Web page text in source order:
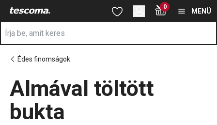
A Almával töltött bukta oldalon tartózkodik
Ugrás a fő tartalomhoz
Ugrás a kereséshez
Ugrás a navigációhoz 0
MENÜ
Édes finomságok
Almával töltött
bukta